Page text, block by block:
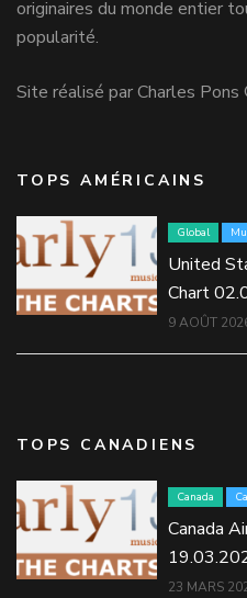
originaires du monde entier
popularité.
Site réalisé par Charles
TOPS AMÉRICAINS
Global
United
Chart
9 AOÛT
TOPS CANADIENS
Canada
Canada
23 MARS